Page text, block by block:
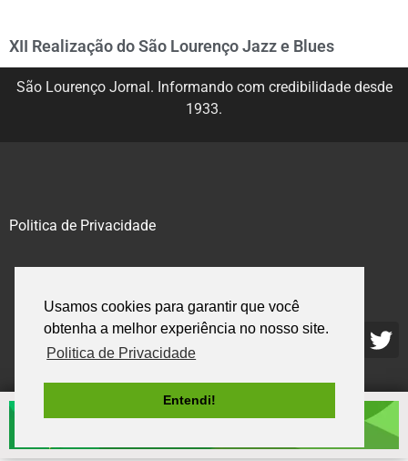
Usamos cookies para garantir que você
obtenha a melhor experiência no nosso site.
Politica de Privacidade
Entendi!
XII Realização do São Lourenço Jazz e Blues
São Lourenço Jornal. Informando com credibilidade desde
1933.
Politica de Privacidade